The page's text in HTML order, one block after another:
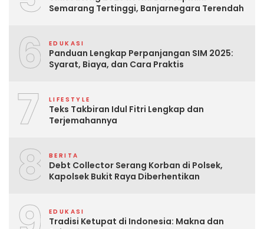
Semarang Tertinggi, Banjarnegara Terendah
6 EDUKASI
Panduan Lengkap Perpanjangan SIM 2025:
Syarat, Biaya, dan Cara Praktis
7 LIFESTYLE
Teks Takbiran Idul Fitri Lengkap dan
Terjemahannya
8 BERITA
Debt Collector Serang Korban di Polsek,
Kapolsek Bukit Raya Diberhentikan
EDUKASI
Tradisi Ketupat di Indonesia: Makna dan